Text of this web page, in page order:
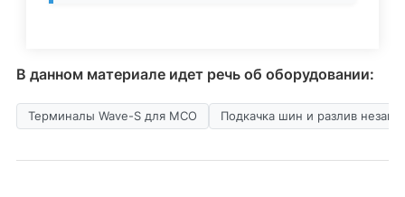
В данном материале идет речь об оборудовании:
Терминалы Wave-S для МСО Подкачка шин и разлив